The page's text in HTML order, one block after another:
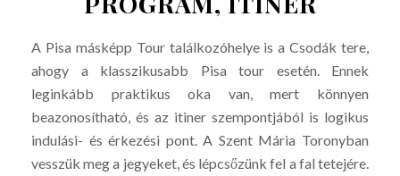
A Pisa másképp Tour találkozóhelye is a Csodák tere,
ahogy a klasszikusabb Pisa tour esetén. Ennek
leginkább praktikus oka van, mert könnyen
beazonosítható, és az itiner szempontjából is logikus
indulási- és érkezési pont. A Szent Mária Toronyban
vesszük meg a jegyeket, és lépcsőzünk fel a fal tetejére.